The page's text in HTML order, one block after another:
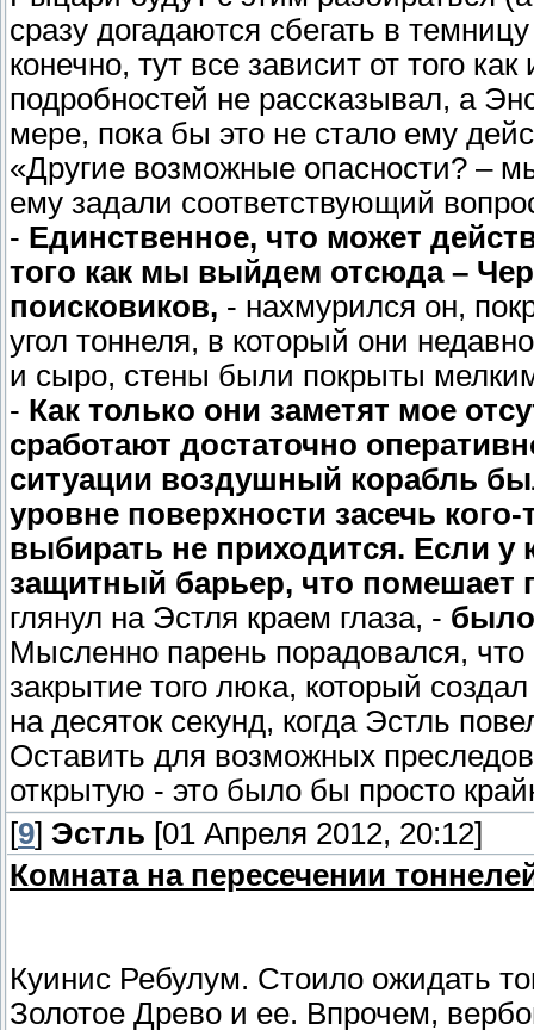
сразу догадаются сбегать в
конечно, тут все зависит от того
подробностей не рассказывал, а
мере, пока бы это не стало ему
«Другие возможные опасности? –
ему задали соответствующий
- Единственное, что может
того как мы выйдем отсюда –
поисковиков, - нахмурился он,
угол тоннеля, в который они
и сыро, стены были покрыты
- Как только они заметят мое
сработают достаточно
ситуации воздушный корабль
уровне поверхности засечь
выбирать не приходится. Если у
защитный барьер, что помешает
глянул на Эстля краем глаза, - было
Мысленно парень порадовался, что
закрытие того люка, который
на десяток секунд, когда Эстль
Оставить для возможных
открытую - это было бы просто
[9] Эстль [01 Апреля 2012, 20:12]
Комната на пересечении
Куинис Ребулум. Стоило ожидать
Золотое Древо и ее. Впрочем,